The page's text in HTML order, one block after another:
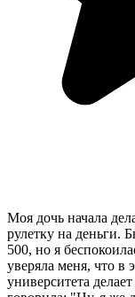
Моя дочь начала
рулетку на деньги.
500, но я
уверяла меня, что в
университета